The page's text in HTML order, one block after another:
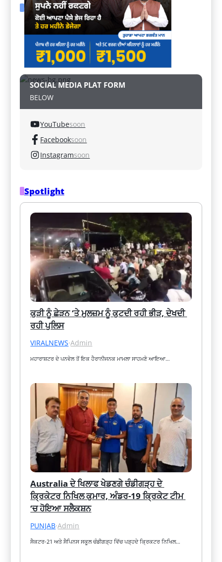
SOCIAL MEDIA PLAT FORM
BELOW
YouTubesoon
Facebooksoon
Instagramsoon
Spotlight
ਕੁੜੀ ਨੂੰ ਛੇੜਨ ‘ਤੇ ਮੁਲਜ਼ਮ ਨੂੰ ਕੁਟਦੀ ਰਹੀ ਭੀੜ, ਦੇਖਦੀ
ਰਹੀ ਪੁਲਿਸ
VIRALNEWS·Admin
ਮਹਾਰਾਸ਼ਟਰ ਦੇ ਪਨਵੇਲ ਤੋਂ ਇਕ ਹੈਰਾਨੀਜਨਕ ਮਾਮਲਾ ਸਾਹਮਣੇ ਆਇਆ…
Australia ਦੇ ਖਿਲਾਫ ਖੇਡਣਗੇ ਚੰਡੀਗੜ੍ਹ ਦੇ
ਕ੍ਰਿਕੇਟਰ ਨਿਖਿਲ ਕੁਮਾਰ, ਅੰਡਰ-19 ਕ੍ਰਿਕੇਟ ਟੀਮ
‘ਚ ਹੋਇਆ ਸਲੈਕਸ਼ਨ
PUNJAB·Admin
ਸੈਕਟਰ-21 ਅਤੇ ਸੈਪਿਨਸ ਸਕੂਲ ਚੰਡੀਗੜ੍ਹ ਵਿੱਚ ਪੜ੍ਹਦੇ ਕ੍ਰਿਕਟਰ ਨਿਖਿਲ…